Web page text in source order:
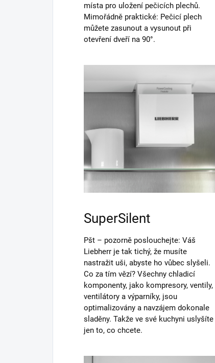
místa pro uložení pečicích plechů.
Mimořádně praktické: Pečicí plech
můžete zasunout a vysunout při
otevření dveří na 90°.
SuperSilent
Pšt – pozorně poslouchejte: Váš
Liebherr je tak tichý, že musíte
nastražit uši, abyste ho vůbec slyšeli.
Co za tím vězí? Všechny chladicí
komponenty, jako kompresory, ventily,
ventilátory a výparníky, jsou
optimalizovány a navzájem dokonale
sladěny. Takže ve své kuchyni uslyšíte
jen to, co chcete.